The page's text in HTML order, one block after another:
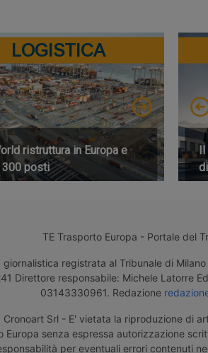
LOGISTICA
ristruttura in Europa e
300 posti
Il
TE Trasporto Europa - Portale del
giornalistica registrata al Tribunale di
Direttore responsabile: Michele Latorre
03143330961. Redazione
Srl - E' vietata la riproduzione di
Europa senza espressa autorizzazione
per eventuali errori contenuti